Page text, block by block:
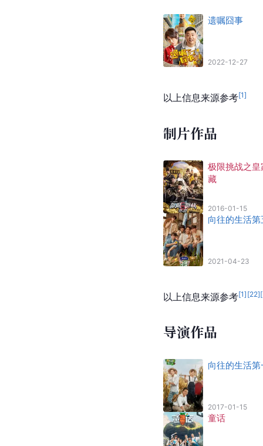
遗嘱囧事
2022-12-27
以上信息来源参考[1]
制片作品
极限挑战之皇
藏
2016-01-15
向往的生活第
2021-04-23
以上信息来源参考[1] [22][
导演作品
向往的生活第
2017-01-15
童话